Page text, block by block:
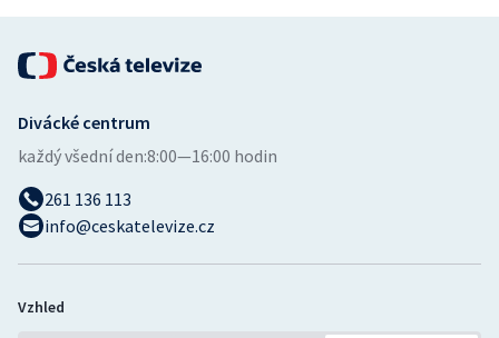
Ostatní
Divácké centrum
každý všední den:8:00—16:00 hodin
261 136 113
info@ceskatelevize.cz
Vzhled